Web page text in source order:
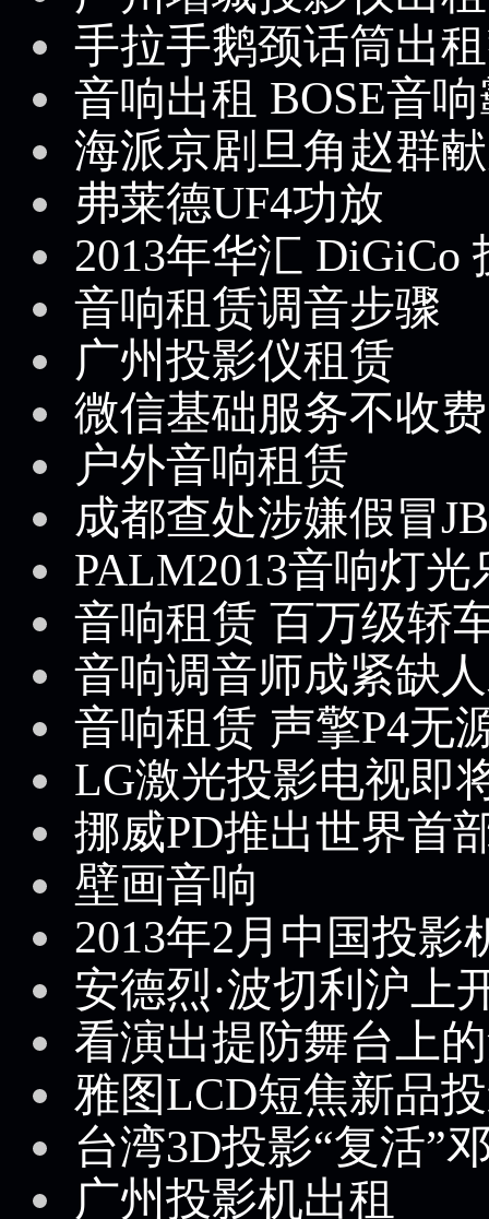
手拉手鹅颈话筒出
音响出租 BOSE音
海派京剧旦角赵群
弗莱德UF4功放
2013年华汇 DiGiCo
音响租赁调音步骤
广州投影仪租赁
微信基础服务不收费
户外音响租赁
成都查处涉嫌假冒
PALM2013音响灯
音响租赁 百万级轿
音响调音师成紧缺
音响租赁 声擎P4无
LG激光投影电视即
挪威PD推出世界首
壁画音响
2013年2月中国投影
安德烈·波切利沪上
看演出提防舞台上
雅图LCD短焦新品
台湾3D投影“复活”
广州投影机出租